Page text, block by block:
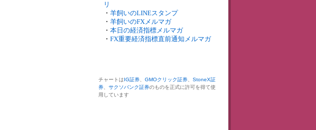
リ
・ 羊飼いのLINEスタンプ
・ 羊飼いのFXメルマガ
・ 本日の経済指標メルマガ
・ FX重要経済指標直前通知メルマガ
チャートはIG証券 GMOクリック証券
StoneX証
券
サクソバンク証券のものを正式に許可を得て使
用しています